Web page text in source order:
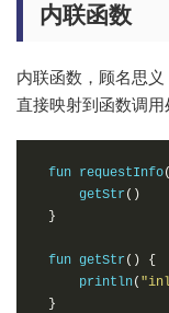
内联函数
内联函数，顾名思
直接映射到函数调用
fun requestInfo
    getStr
()
}
fun getStr()
{
    println
(
}